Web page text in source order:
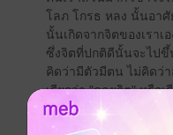
โลภ โกรธ หลง นั้นอา
นั้นเกิดจากจิตของเรา
ซึ่งจิตที่ปกติดีนั้นจะไปขึ้
คิดว่ามีตัวมีตน ไม่คิดว่า
เรียกว่า "ดุลยจิต" หรือ
ดังนั้น "ตัวกูของกู ฉบับ
น่าสนใจ